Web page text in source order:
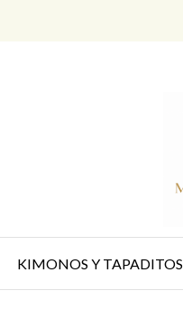
KIMONOS Y TAPADITOS